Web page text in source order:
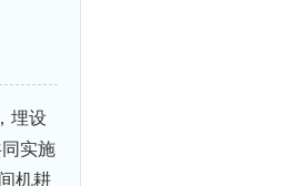
埋设
实施
机耕